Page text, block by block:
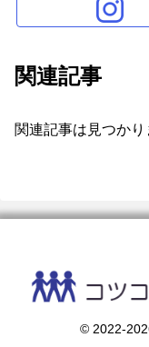
関連記事
関連記事は見つかり
© 2022-